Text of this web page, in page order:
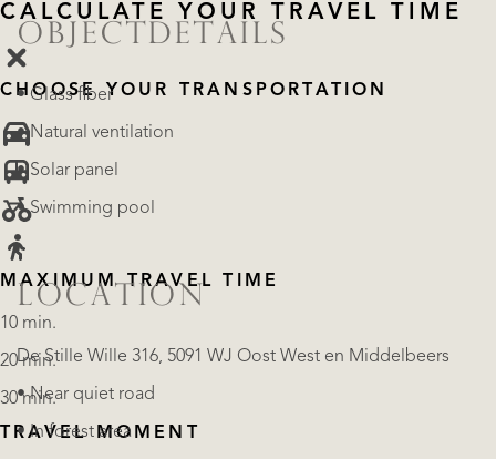
OBJECTDETAILS
• Glass fiber
• Natural ventilation
• Solar panel
• Swimming pool
LOCATION
De Stille Wille 316, 5091 WJ Oost West en Middelbeers
• Near quiet road
• In forest area
CALCULATE YOUR TRAVEL TIME
CHOOSE YOUR TRANSPORTATION
MAXIMUM TRAVEL TIME
10 min.
20 min.
30 min.
TRAVEL MOMENT